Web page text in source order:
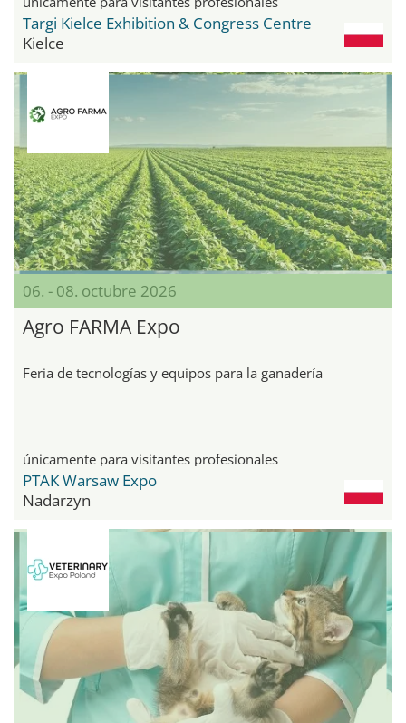
Targi Kielce Exhibition & Congress Centre
Kielce
06. - 08. octubre 2026
Agro FARMA Expo
Feria de tecnologías y equipos para la ganadería
únicamente para visitantes profesionales
PTAK Warsaw Expo
Nadarzyn